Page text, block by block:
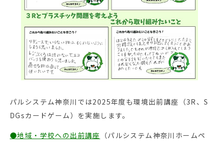
パルシステム神奈川では2025年度も環境出前講座（3R、S
DGsカードゲーム）を実施します。
●地域・学校への出前講座 （パルシステム神奈川ホームペ